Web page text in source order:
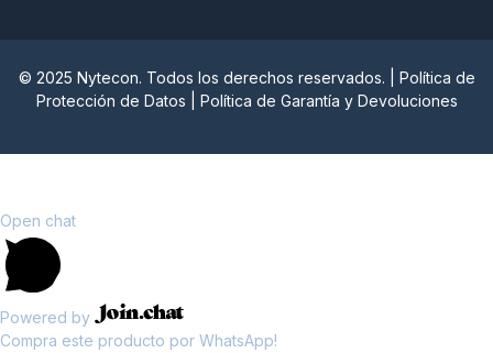
© 2025 Nytecon. Todos los derechos reservados. | Política de
Protección de Datos
Política de Garantía y Devoluciones
Open chat
Powered by
Compra este producto por WhatsApp!